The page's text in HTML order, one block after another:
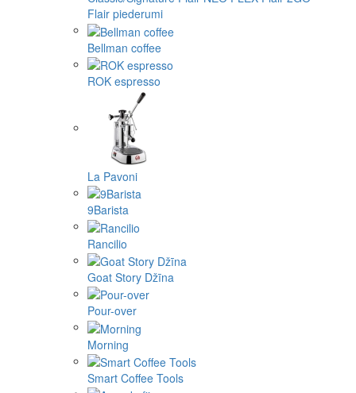
Flair piederumi
Bellman coffee
ROK espresso
La Pavoni
9Barista
Rancilio
Goat Story Džīna
Pour-over
Morning
Smart Coffee Tools